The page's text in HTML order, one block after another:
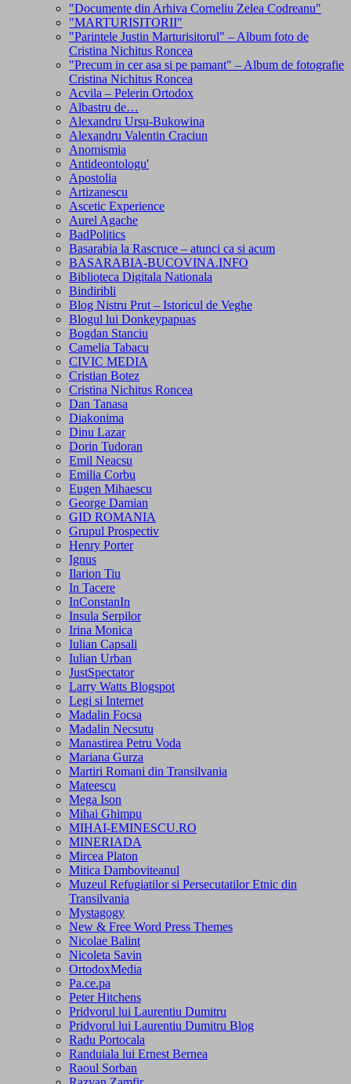
"Documente din Arhiva Corneliu Zelea Codreanu"
"MARTURISITORII"
"Parintele Justin Marturisitorul" – Album foto de
Cristina Nichitus Roncea
"Precum in cer asa si pe pamant" – Album de fotografie
Cristina Nichitus Roncea
Acvila – Pelerin Ortodox
Albastru de…
Alexandru Ursu-Bukowina
Alexandru Valentin Craciun
Anomismia
Antideontologu'
Apostolia
Artizanescu
Ascetic Experience
Aurel Agache
BadPolitics
Basarabia la Rascruce – atunci ca si acum
BASARABIA-BUCOVINA.INFO
Biblioteca Digitala Nationala
Bindiribli
Blog Nistru Prut – Istoricul de Veghe
Blogul lui Donkeypapuas
Bogdan Stanciu
Camelia Tabacu
CIVIC MEDIA
Cristian Botez
Cristina Nichitus Roncea
Dan Tanasa
Diakonima
Dinu Lazar
Dorin Tudoran
Emil Neacsu
Emilia Corbu
Eugen Mihaescu
George Damian
GID ROMANIA
Grupul Prospectiv
Henry Porter
Ignus
Ilarion Tiu
In Tacere
InConstanIn
Insula Serpilor
Irina Monica
Iulian Capsali
Iulian Urban
JustSpectator
Larry Watts Blogspot
Legi si Internet
Madalin Focsa
Madalin Necsutu
Manastirea Petru Voda
Mariana Gurza
Martiri Romani din Transilvania
Mateescu
Mega Ison
Mihai Ghimpu
MIHAI-EMINESCU.RO
MINERIADA
Mircea Platon
Mitica Damboviteanul
Muzeul Refugiatilor si Persecutatilor Etnic din
Transilvania
Mystagogy
New & Free Word Press Themes
Nicolae Balint
Nicoleta Savin
OrtodoxMedia
Pa.ce.pa
Peter Hitchens
Pridvorul lui Laurentiu Dumitru
Pridvorul lui Laurentiu Dumitru Blog
Radu Portocala
Randuiala lui Ernest Bernea
Raoul Sorban